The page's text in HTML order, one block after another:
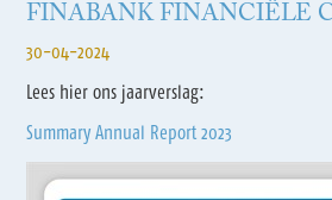
FINABANK FINANCIËLE
30-04-2024
Lees hier ons jaarverslag:
Summary Annual Report 2023